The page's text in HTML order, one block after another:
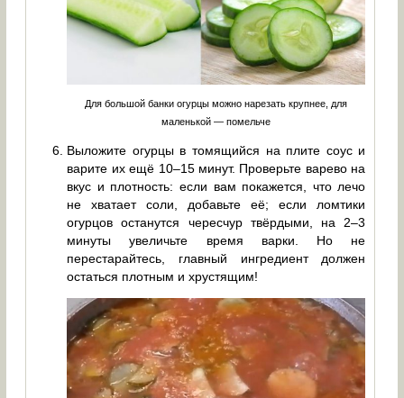
Для большой банки огурцы можно нарезать крупнее, для
маленькой — помельче
Выложите огурцы в томящийся на плите соус и
варите их ещё 10–15 минут. Проверьте варево на
вкус и плотность: если вам покажется, что лечо
не хватает соли, добавьте её; если ломтики
огурцов останутся чересчур твёрдыми, на 2–3
минуты увеличьте время варки. Но не
перестарайтесь, главный ингредиент должен
остаться плотным и хрустящим!